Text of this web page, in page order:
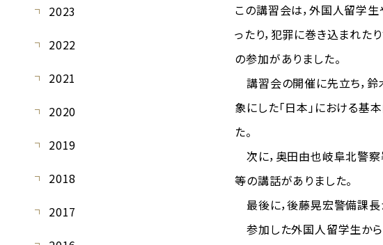
この講習会は，外国人留学
ったり，犯罪に巻き込まれた
の参加がありました。
講習会の開催に先立ち，鈴
象にした「日本」における
た。
次に，奥田由也岐阜北警察
等の講話がありました。
最後に，後藤晃宏警備課長
参加した外国人留学生から
2023
2022
2021
2020
2019
2018
2017